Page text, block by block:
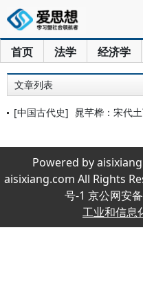
首页 法学 经济学
文章列表
[中国古代史] 晁芊桦：宋代
Powered by
aisixiang.com All Rights
号-1 京公网安
工业和信息